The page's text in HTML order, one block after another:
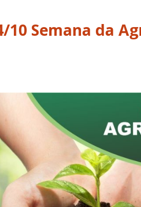
10 Semana da